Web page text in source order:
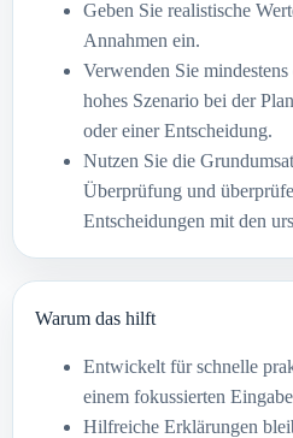
Geben Sie realistische
Annahmen ein.
Verwenden Sie
hohes Szenario bei der
oder einer Entscheidung.
Nutzen Sie die
Überprüfung und
Entscheidungen mit den
Warum das hilft
Entwickelt für schnelle
einem fokussierten
Hilfreiche Erklärungen